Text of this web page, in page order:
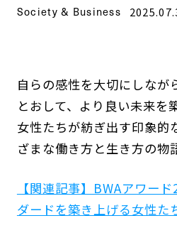
Society & Business
自らの感性を大切にしなが
とおして、より良い未来を
女性たちが紡ぎ出す印象的
ざまな働き方と生き方の物
【関連記事】BWAアワー
ダードを築き上げる女性た